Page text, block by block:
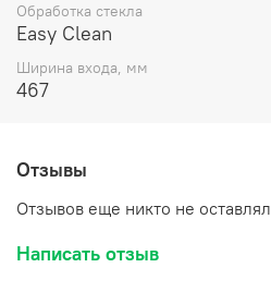
Обработка стекла
Easy Clean
Ширина входа, мм
467
Отзывы
Отзывов еще никто не оставлял
Написать отзыв